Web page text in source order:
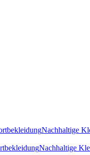
Nachhaltige
Nachhaltige